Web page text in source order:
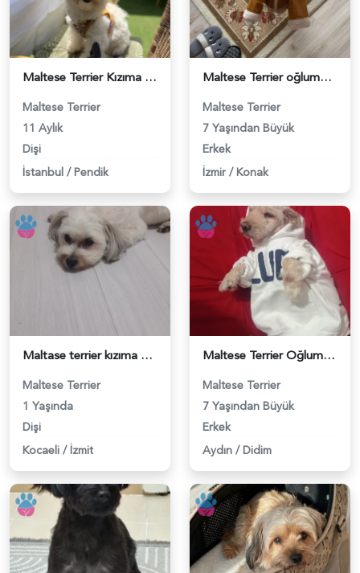
Maltese Terrier Kızıma uygun eş arıyoruz - 118984678
Maltese Terrier
11 Aylık
Dişi
İstanbul / Pendik
Maltese Terrier oğlumuza eş arıyoruz. - 118984579
Maltese Terrier
7 Yaşından Büyük
Erkek
İzmir / Konak
Maltase terrier kızıma eş arıyorum - 118984506
Maltese Terrier
1 Yaşında
Dişi
Kocaeli / İzmit
Maltese Terrier Oğlumuz Siya Eş Arıyor - 118984367
Maltese Terrier
7 Yaşından Büyük
Erkek
Aydın / Didim